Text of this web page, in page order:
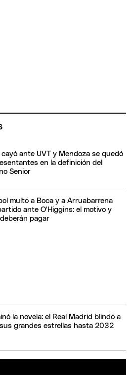
cayó ante UVT y Mendoza se quedó
en la definición del
Senior
multó a Boca y a Arruabarrena
ante O'Higgins: el motivo y
pagar
la novela: el Real Madrid blindó a
grandes estrellas hasta 2032